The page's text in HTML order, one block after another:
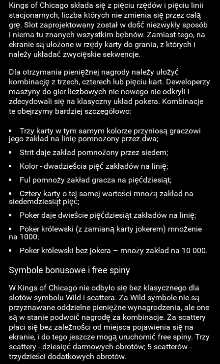
Kings of Chicago składa się z pięciu rzędów i pięciu linii
stacjonarnych, liczba których nie zmienia się przez całą
grę. Slot zaprojektowany został w dość niezwykły sposób
i niema tu znanych wszystkim bębnów. Zamiast tego, na
ekranie są ułożone w rzędy karty do grania, z których i
należy układać zwycięskie sekwencje.
Dla otrzymania pieniężnej nagrody należy ułożyć
kombinację z trzech, czterech lub pięciu kart. Deweloperzy
maszyny do gier liczbowych nic nowego nie odkryli i
zdecydowali się na klasyczny układ pokera. Kombinacje
te obejrzymy bardziej szczegółowo:
Trzy karty w tym samym kolorze przyniosą graczowi
jego zakład na linię pomnożony przez dwa;
Strit daje zakład pomnożony przez siedem;
Kolor - dwadzieścia pięć zakładów na linię;
Ful pomnoży zakład gracza na pięćdziesiąt;
Cztery karty o tej samej wartości mnożą zakład na
siedemdziesiąt pięć;
Poker daje dwieście pięćdziesiąt zakładów na linię;
Poker królewski (z zamianą karty jokerem) mnożenie
na 1000;
Poker królewski bez jokera – mnoży zakład na 10 000.
Symbole bonusowe i free spiny
W Kings of Chicago nie odbyło się bez klasycznego dla
slotów symbolu Wild i scattera. Za Wild symbole nie są
przyznawane oddzielne pieniężne wynagrodzenia, ale one
są w stanie podwoić nagrodę za kombinacje. Za scattery
płaci się bez zależności od miejsca pojawienia się na
ekranie, i do tego jeszcze mogą uruchomić free spiny. Trzy
scattery - dziesięć darmowych obrotów; 5 scatterów -
trzydzieści dodatkowych obrotów.